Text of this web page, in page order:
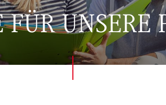
FÜR UNSERE